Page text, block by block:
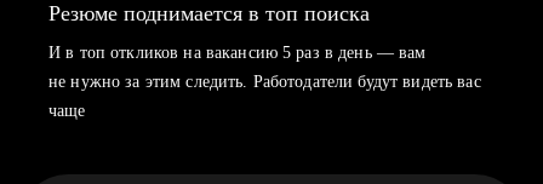
Резюме поднимается в топ поиска
И в топ откликов на вакансию 5 раз в день — вам
не нужно за этим следить. Работодатели будут видеть вас
чаще